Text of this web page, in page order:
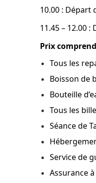
10.00 : Départ
11.45 – 12.00
Prix
Tous les
Boisson de
Bouteille
Tous les
Séance de
Service de
Assurance